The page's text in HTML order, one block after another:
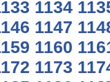
1134
1147
1160
1173